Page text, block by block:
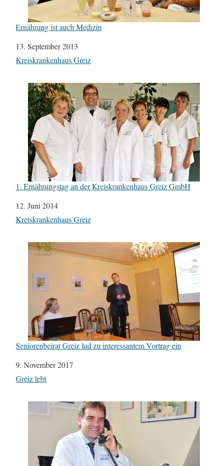
Ernährung ist auch Medizin
Datum
13. September 2013
In Bezug auf
Kreiskrankenhaus Greiz
1. Ernährungstag an der Kreiskrankenhaus Greiz GmbH
Datum
12. Juni 2014
In Bezug auf
Kreiskrankenhaus Greiz
Seniorenbeirat Greiz lud zu interessantem Vortrag ein
Datum
9. November 2017
In Bezug auf
Greiz lebt